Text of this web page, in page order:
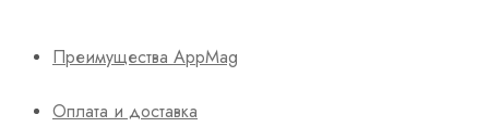
Преимущества AppMag
Оплата и доставка